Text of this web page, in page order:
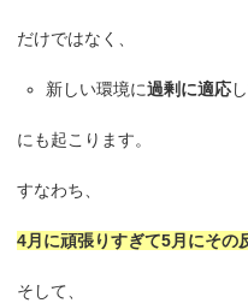
だけではなく、
新しい環境に過剰に適応
にも起こります。
すなわち、
4月に頑張りすぎて5月にその
そして、